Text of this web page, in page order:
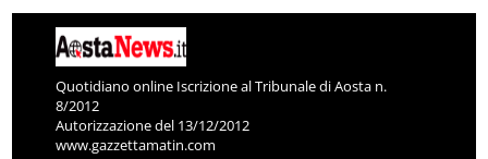
Quotidiano online Iscrizione al Tribunale di Aosta n.
8/2012
Autorizzazione del 13/12/2012
www.gazzettamatin.com